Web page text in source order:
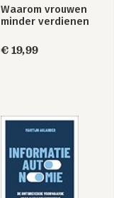
Waarom vrouwen
minder verdienen
€ 19,99